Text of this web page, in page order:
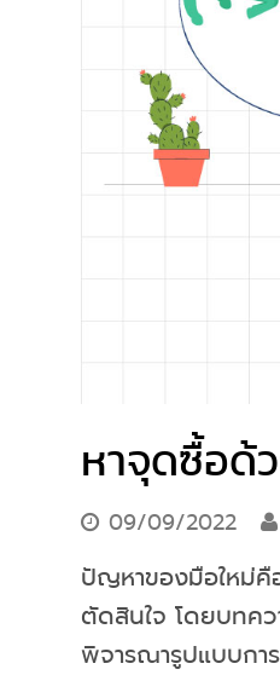
หาจุดซื้อด้
09/09/2022
ปัญหาของมือใหม่คื
ตัดสินใจ โดยบทค
พิจารณารูปแบบกา